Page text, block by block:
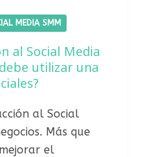
MEDIA SMM
al Social Media
utilizar una
al Social
Más que
el